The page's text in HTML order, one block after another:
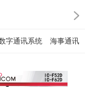
字通讯系统 海事通讯